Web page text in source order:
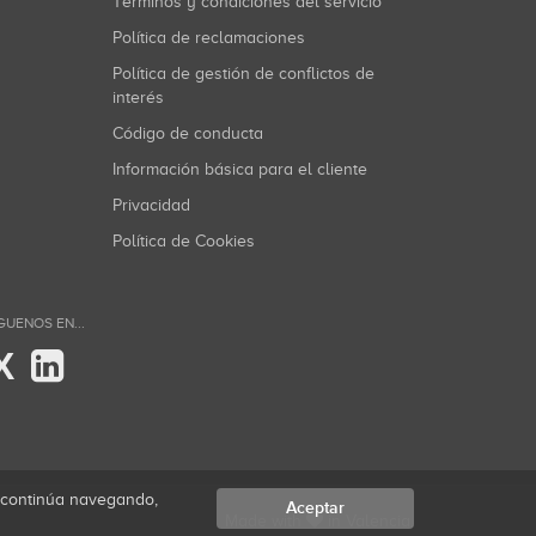
Política de reclamaciones
Política de gestión de conflictos de
interés
Código de conducta
Información básica para el cliente
Privacidad
Política de Cookies
EN...
navegando, Aceptar